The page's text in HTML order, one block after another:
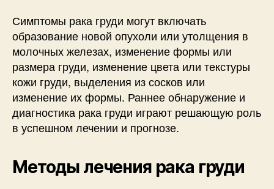
Симптомы рака груди могут включать
образование новой опухоли или утолщения в
молочных железах, изменение формы или
размера груди, изменение цвета или текстуры
кожи груди, выделения из сосков или
изменение их формы. Раннее обнаружение и
диагностика рака груди играют решающую роль
в успешном лечении и прогнозе.
Методы лечения рака груди